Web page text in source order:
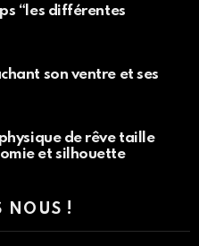
“les différentes
son ventre et ses
de rêve taille
et silhouette
NOUS !